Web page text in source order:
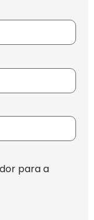
para a